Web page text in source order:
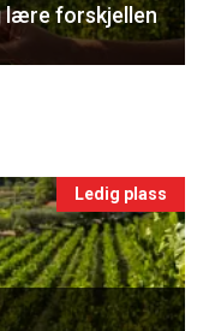
fra
Du
å få
lære forskjellen
Ledig plass